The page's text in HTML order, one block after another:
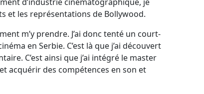
d’industrie cinématographique, je
et les représentations de Bollywood.
m’y prendre. J’ai donc tenté un court-
en Serbie. C’est là que j’ai découvert
C’est ainsi que j’ai intégré le master
acquérir des compétences en son et